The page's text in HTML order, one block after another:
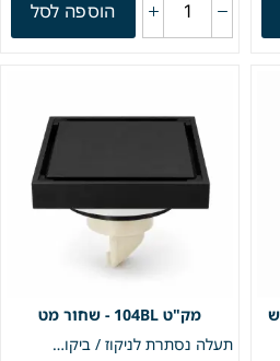
הוספה לסל
104BL - שחור מט
תעלה נסתרת לניקוז / ביקורת דגם "סקוואר" | 10/10 | פטנט חוסם ריחות וחרקים | שחור מט | מק"ט 104BL